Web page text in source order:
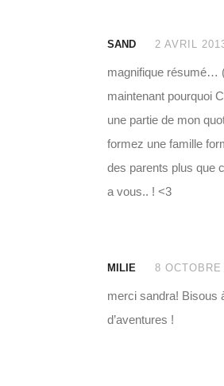
SAND 2 AVRIL
magnifique résumé…
maintenant pourquoi
une partie de mon
formez une famille
des parents plus que
a vous.. ! <3
MILIE 8
merci sandra! Bisous
d’aventures !